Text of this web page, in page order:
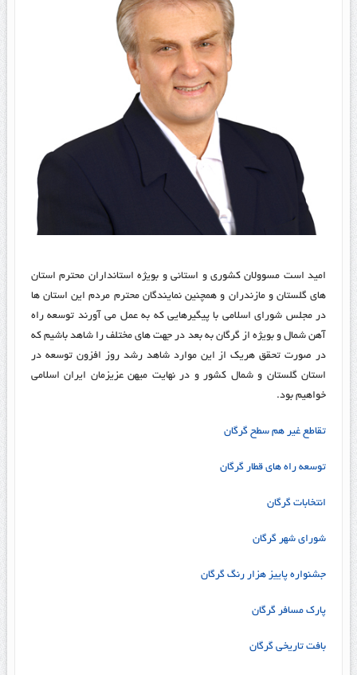
امید است مسوولان کشوری و استانی و بویژه استانداران محترم استان
های گلستان و مازندران و همچنین نمایندگان محترم مردم این استان ها
در مجلس شورای اسلامی با پیگیرهایی که به عمل می آورند توسعه راه
آهن شمال و بویژه از گرگان به بعد در جهت های مختلف را شاهد باشیم که
در صورت تحقق هریک از این موارد شاهد رشد روز افزون توسعه در
استان گلستان و شمال کشور و در نهایت میهن عزیزمان ایران اسلامی
خواهیم بود.
تقاطع غیر هم سطح گرگان
توسعه راه های قطار گرگان
انتخابات گرگان
شورای شهر گرگان
جشنواره پاییز هزار رنگ گرگان
پارک مسافر گرگان
بافت تاریخی گرگان